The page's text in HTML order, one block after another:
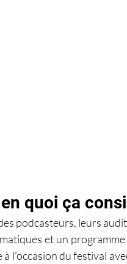
quoi ça
podcasteurs, leurs
et un
l'occasion du festival